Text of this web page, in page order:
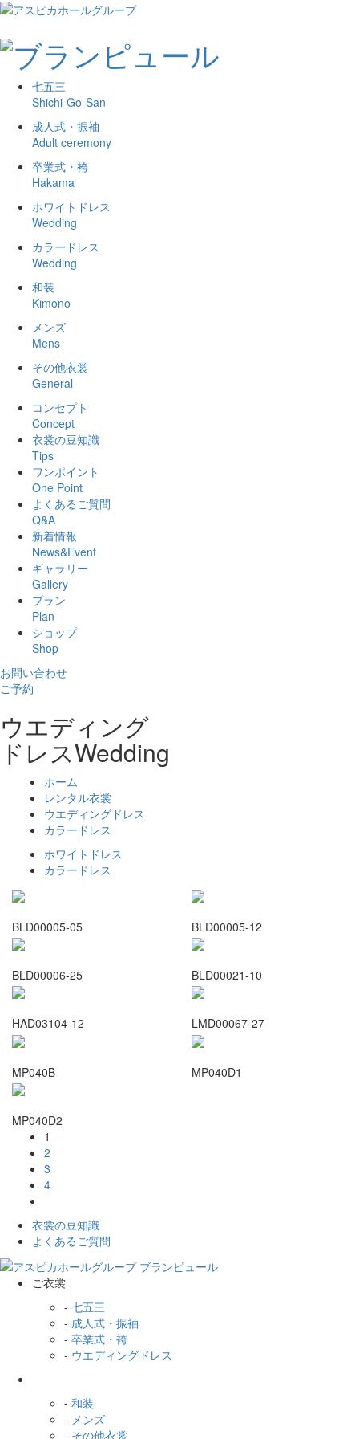
七五三
Shichi-Go-San
成人式・振袖
Adult ceremony
卒業式・袴
Hakama
ホワイトドレス
Wedding
カラードレス
Wedding
和装
Kimono
メンズ
Mens
その他衣裳
General
コンセプト
Concept
衣裳の豆知識
Tips
ワンポイント
One Point
よくあるご質問
Q&A
新着情報
News&Event
ギャラリー
Gallery
プラン
Plan
ショップ
Shop
お問い合わせ
ご予約
ウエディング
ドレスWedding
ホーム
レンタル衣裳
ウエディングドレス
カラードレス
ホワイトドレス
カラードレス
BLD00005-05 BLD00005-12
BLD00006-25 BLD00021-10
HAD03104-12 LMD00067-27
MP040B MP040D1
MP040D2
1
2
3
4
衣裳の豆知識
よくあるご質問
ご衣裳
- 七五三
- 成人式・振袖
- 卒業式・袴
- ウエディングドレス
- 和装
- メンズ
- その他衣裳